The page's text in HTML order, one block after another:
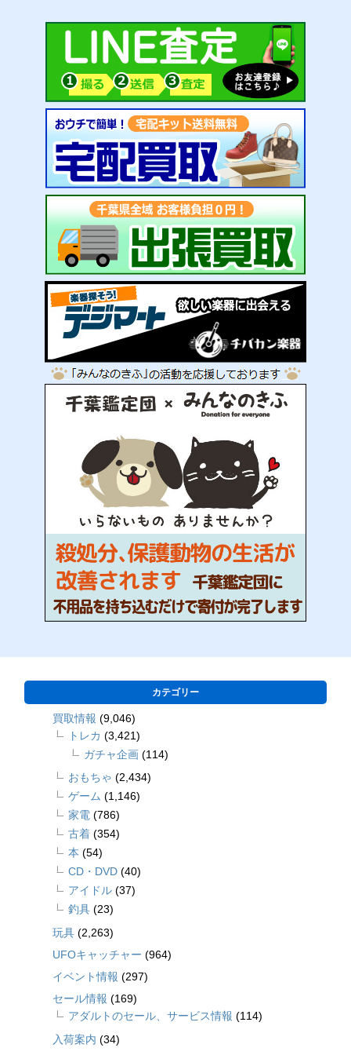
カテゴリー
買取情報 (9,046)
トレカ (3,421)
ガチャ企画 (114)
おもちゃ (2,434)
ゲーム (1,146)
家電 (786)
古着 (354)
本 (54)
CD・DVD (40)
アイドル (37)
釣具 (23)
玩具 (2,263)
UFOキャッチャー (964)
イベント情報 (297)
セール情報 (169)
アダルトのセール、サービス情報 (114)
入荷案内 (34)